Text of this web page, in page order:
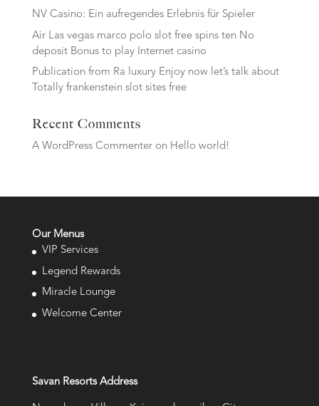
NV Casino: Ein aufregendes Erlebnis für Spieler
Air Las vegas marco polo slot free spins ten No
deposit Bonus to play Internet casino
Publication from Ra luxury Enjoy now let’s talk about
Totally frankenstein slot sites free
Recent Comments
A WordPress Commenteron Hello world!
Our Menus
VIP Services
Legend Rewards
Miracle Lounge
Welcome Center
Savan Resorts Address